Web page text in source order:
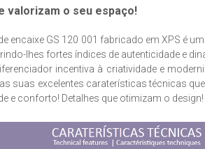
valorizam o seu espaço!
encaixe GS 120 001 fabricado em XPS é
lhes fortes índices de autenticidade e
incentiva à criatividade e
suas excelentes caraterísticas técnicas
e conforto! Detalhes que otimizam o design!